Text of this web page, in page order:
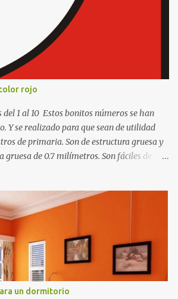
rojo
del 1 al 10 Estos bonitos números se han
Y se realizado para que sean de utilidad
de primaria. Son de estructura gruesa y
de 0.7 milímetros. Son fáciles de
los cumpleaños de los niños, entre
un dormitorio